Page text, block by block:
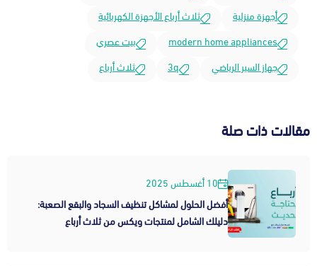
أجهزة منزلية
ثلاث أرباع الأجهزة الكهربائية
modern home appliances
بيت عصري
جهاز السير الرياضي
3q ثلاث أرباع
مقالات ذات صلة
10 أغسطس 2025
أفضل الحلول لمشاكل تنظيف السجاد والبقع الصعبة:
دليلك الشامل لمنتجات ويكس من ثلاث أرباع